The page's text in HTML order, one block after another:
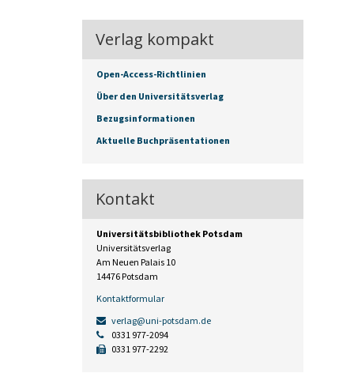
Verlag kompakt
Open-Access-Richtlinien
Über den Universitätsverlag
Bezugsinformationen
Aktuelle Buchpräsentationen
Kontakt
Universitätsbibliothek Potsdam
Universitätsverlag
Am Neuen Palais 10
14476 Potsdam
Kontaktformular
verlag@uni-potsdam.de
0331 977-2094
0331 977-2292